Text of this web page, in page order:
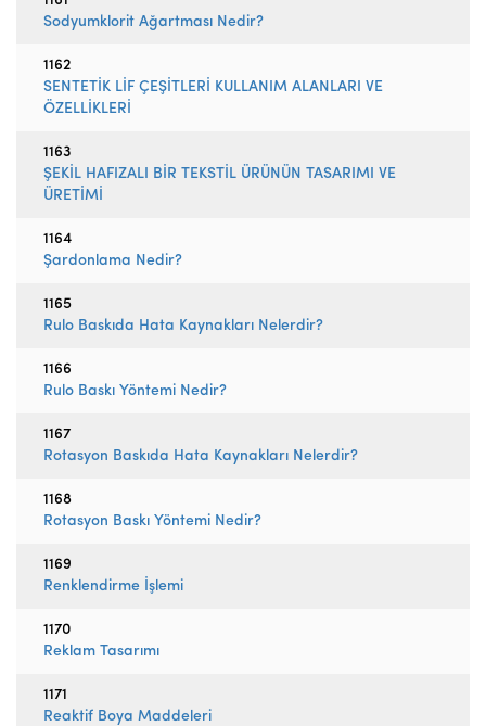
Sodyumklorit Ağartması Nedir?
1162
SENTETİK LİF ÇEŞİTLERİ KULLANIM ALANLARI VE
ÖZELLİKLERİ
1163
ŞEKİL HAFIZALI BİR TEKSTİL ÜRÜNÜN TASARIMI VE
ÜRETİMİ
1164
Şardonlama Nedir?
1165
Rulo Baskıda Hata Kaynakları Nelerdir?
1166
Rulo Baskı Yöntemi Nedir?
1167
Rotasyon Baskıda Hata Kaynakları Nelerdir?
1168
Rotasyon Baskı Yöntemi Nedir?
1169
Renklendirme İşlemi
1170
Reklam Tasarımı
1171
Reaktif Boya Maddeleri